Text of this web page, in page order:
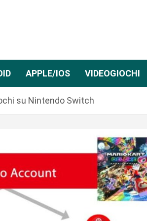
APPLE/IOS VIDEOGIOCHI
su Nintendo Switch